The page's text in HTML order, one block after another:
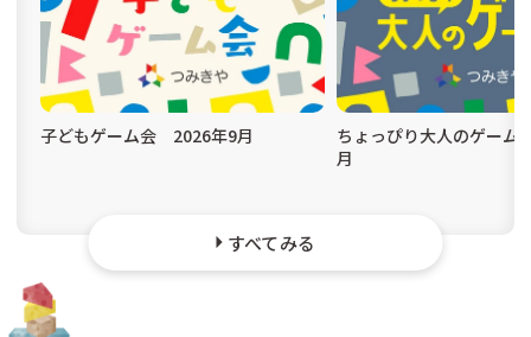
子どもゲーム会 2026年9月
ちょっぴり大人のゲー
月
すべてみる